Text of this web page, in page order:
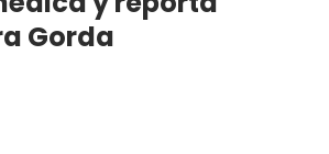
Gorda